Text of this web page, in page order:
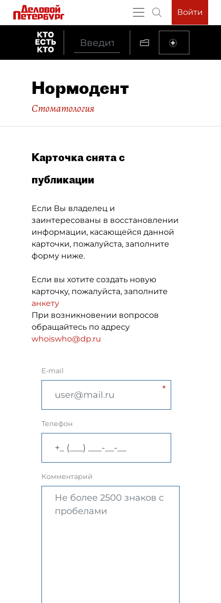
Войти
Нормодент
Стоматология
Карточка снята с
публикации
Если Вы владелец и
заинтересованы в восстановлении
информации, касающейся данной
карточки, пожалуйста, заполните
форму ниже.
Если вы хотите создать новую
карточку, пожалуйста, заполните
анкету
При возникновении вопросов
обращайтесь по адресу
whoiswho@dp.ru
E-mail
Телефон
Комментарий